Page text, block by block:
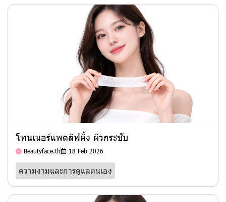
โทนเนอร์แพดลิฟติ้ง ผิวกระชับ
Beautyface.th 18 Feb 2026
ความงามและการดูแลตนเอง